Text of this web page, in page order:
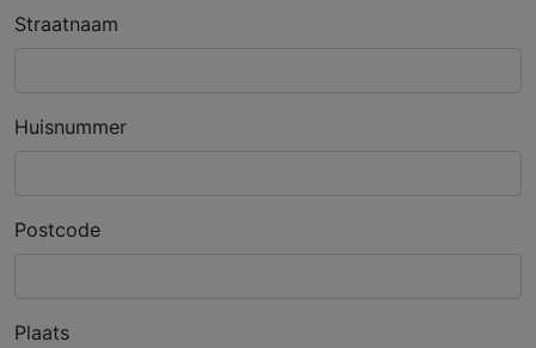
Straatnaam
Huisnummer
Postcode
Plaats